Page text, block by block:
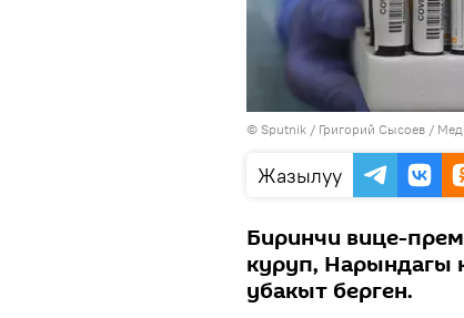
© Sputnik / Григорий Сысоев /
Жазылуу
Биринчи вице-
куруп, Нарындагы
убакыт берген.